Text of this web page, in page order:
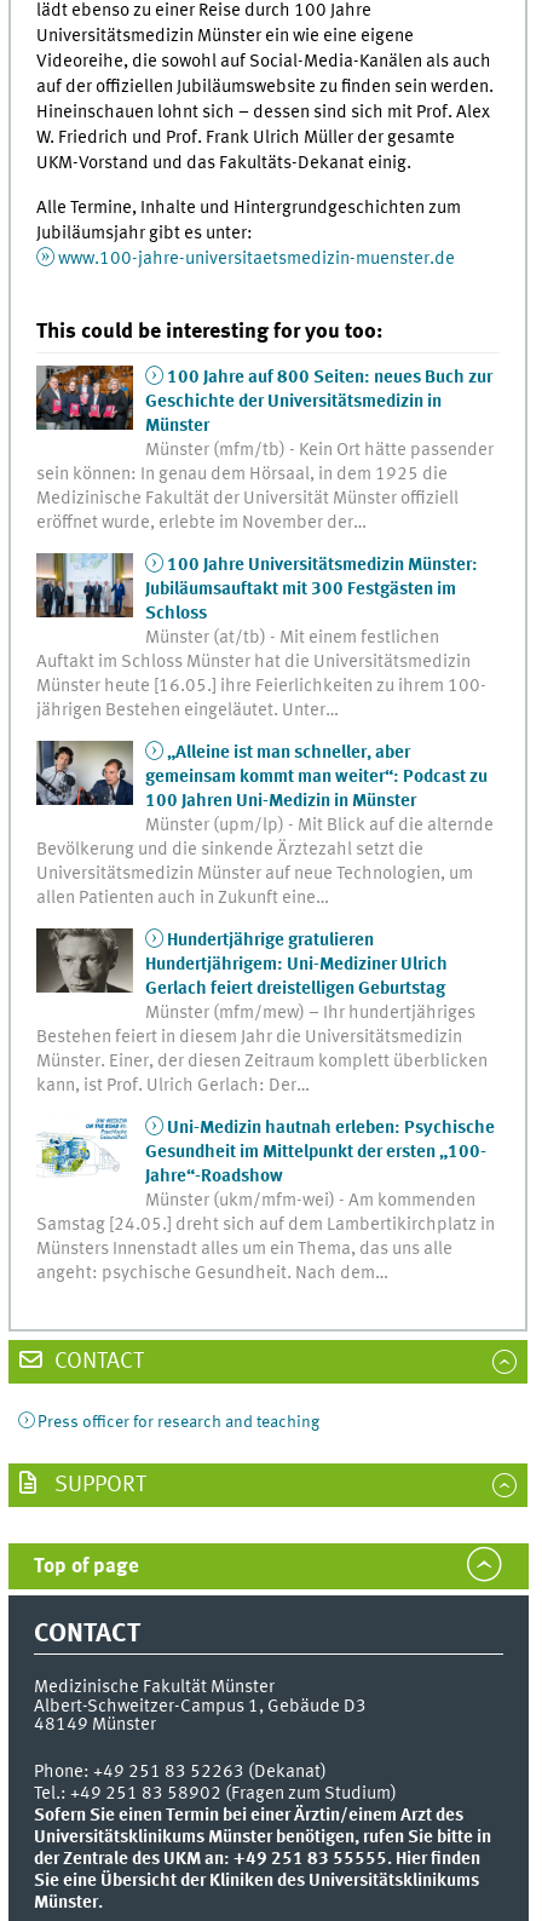
lädt ebenso zu einer Reise durch 100 Jahre
Universitätsmedizin Münster ein wie eine eigene
Videoreihe, die sowohl auf Social-Media-Kanälen als auch
auf der offiziellen Jubiläumswebsite zu finden sein werden.
Hineinschauen lohnt sich – dessen sind sich mit Prof. Alex
W. Friedrich und Prof. Frank Ulrich Müller der gesamte
UKM-Vorstand und das Fakultäts-Dekanat einig.
Alle Termine, Inhalte und Hintergrundgeschichten zum
Jubiläumsjahr gibt es unter:
www.100-jahre-universitaetsmedizin-muenster.de
This could be interesting for you too:
100 Jahre auf 800 Seiten: neues Buch zur
Geschichte der Universitätsmedizin in
Münster
Münster (mfm/tb) - Kein Ort hätte passender
sein können: In genau dem Hörsaal, in dem 1925 die
Medizinische Fakultät der Universität Münster offiziell
eröffnet wurde, erlebte im November der…
100 Jahre Universitätsmedizin Münster:
Jubiläumsauftakt mit 300 Festgästen im
Schloss
Münster (at/tb) - Mit einem festlichen
Auftakt im Schloss Münster hat die Universitätsmedizin
Münster heute [16.05.] ihre Feierlichkeiten zu ihrem 100-
jährigen Bestehen eingeläutet. Unter…
„Alleine ist man schneller, aber
gemeinsam kommt man weiter“: Podcast zu
100 Jahren Uni-Medizin in Münster
Münster (upm/lp) - Mit Blick auf die alternde
Bevölkerung und die sinkende Ärztezahl setzt die
Universitätsmedizin Münster auf neue Technologien, um
allen Patienten auch in Zukunft eine…
Hundertjährige gratulieren
Hundertjährigem: Uni-Mediziner Ulrich
Gerlach feiert dreistelligen Geburtstag
Münster (mfm/mew) – Ihr hundertjähriges
Bestehen feiert in diesem Jahr die Universitätsmedizin
Münster. Einer, der diesen Zeitraum komplett überblicken
kann, ist Prof. Ulrich Gerlach: Der…
Uni-Medizin hautnah erleben: Psychische
Gesundheit im Mittelpunkt der ersten „100-
Jahre“-Roadshow
Münster (ukm/mfm-wei) - Am kommenden
Samstag [24.05.] dreht sich auf dem Lambertikirchplatz in
Münsters Innenstadt alles um ein Thema, das uns alle
angeht: psychische Gesundheit. Nach dem…
CONTACT
Press officer for research and teaching
SUPPORT
Top of page
CONTACT
Medizinische Fakultät Münster
Albert-Schweitzer-Campus 1, Gebäude D3
48149 Münster
Phone:+49 251 83 52263 (Dekanat)
Tel.: +49 251 83 58902 (Fragen zum Studium)
Sofern Sie einen Termin bei einer Ärztin/einem Arzt des
Universitätsklinikums Münster benötigen, rufen Sie bitte in
der Zentrale des UKM an: +49 251 83 55555. Hier finden
Sie eine Übersicht der Kliniken des Universitätsklinikums
Münster.